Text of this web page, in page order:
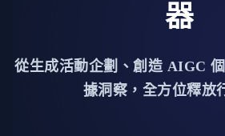
器
從生成活動企劃、創造 AIGC
據洞察，全方位釋放